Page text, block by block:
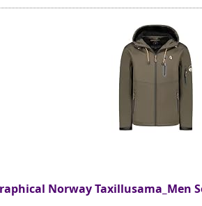
Norway Taxillusama_Men